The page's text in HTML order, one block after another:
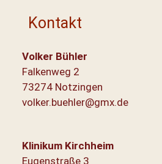
Kontakt
Volker Bühler
Falkenweg 2
73274 Notzingen
volker.buehler@gmx.de
Klinikum Kirchheim
Eugenstraße 3